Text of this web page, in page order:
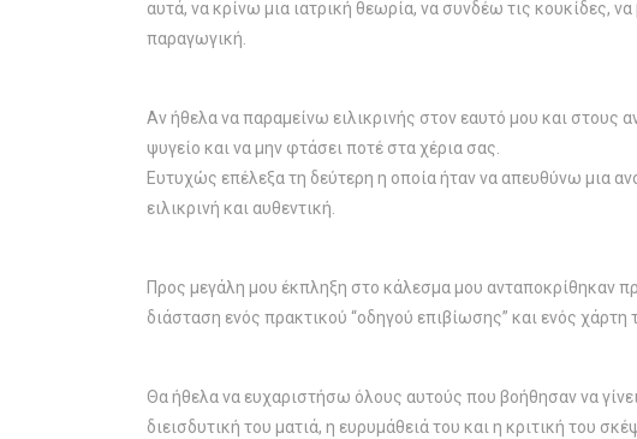
αυτά, να κρίνω μια ιατρική θεωρία, να συνδέω τις κουκίδες,
παραγωγική.
Αν ήθελα να παραμείνω ειλικρινής στον εαυτό μου και
ψυγείο και να μην φτάσει ποτέ στα χέρια σας.
Ευτυχώς επέλεξα τη δεύτερη η οποία ήταν να απευθύνω μια
ειλικρινή και αυθεντική.
Προς μεγάλη μου έκπληξη στο κάλεσμα μου ανταποκρίθηκαν
διάσταση ενός πρακτικού “οδηγού επιβίωσης” και ενός
Θα ήθελα να ευχαριστήσω όλους αυτούς που βοήθησαν να
διεισδυτική του ματιά, η ευρυμάθειά του και η κριτική του